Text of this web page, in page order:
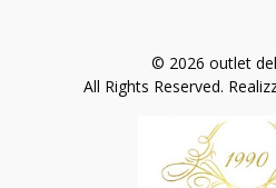
© 2026 outlet
All Rights Reserved.